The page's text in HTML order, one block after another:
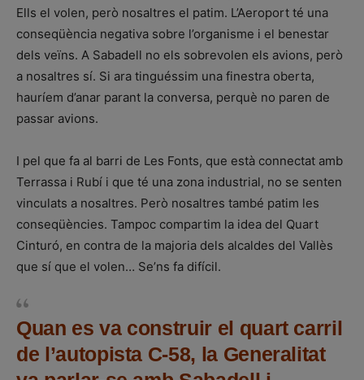
Ells el volen, però nosaltres el patim. L’Aeroport té una
conseqüència negativa sobre l’organisme i el benestar
dels veïns. A Sabadell no els sobrevolen els avions, però
a nosaltres sí. Si ara tinguéssim una finestra oberta,
hauríem d’anar parant la conversa, perquè no paren de
passar avions.
I pel que fa al barri de Les Fonts, que està connectat amb
Terrassa i Rubí i que té una zona industrial, no se senten
vinculats a nosaltres. Però nosaltres també patim les
conseqüències. Tampoc compartim la idea del Quart
Cinturó, en contra de la majoria dels alcaldes del Vallès
que sí que el volen… Se’ns fa difícil.
Quan es va construir el quart carril
de l’autopista C-58, la Generalitat